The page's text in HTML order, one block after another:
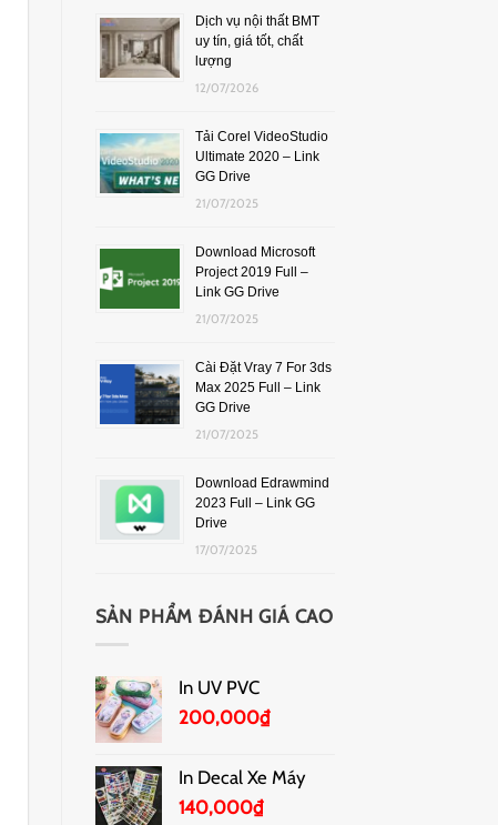
Dịch vụ nội thất BMT
uy tín, giá tốt, chất
lượng
12/07/2026
Tải Corel VideoStudio
Ultimate 2020 – Link
GG Drive
21/07/2025
Download Microsoft
Project 2019 Full –
Link GG Drive
21/07/2025
Cài Đặt Vray 7 For 3ds
Max 2025 Full – Link
GG Drive
21/07/2025
Download Edrawmind
2023 Full – Link GG
Drive
17/07/2025
SẢN PHẨM ĐÁNH GIÁ CAO
In UV PVC
200,000₫
In Decal Xe Máy
140,000₫